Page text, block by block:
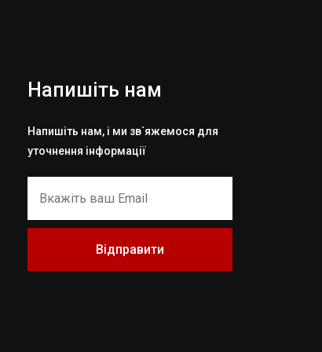
Напишіть нам
Напишіть нам, і ми зв`яжемося для
уточнення інформації
Відправити